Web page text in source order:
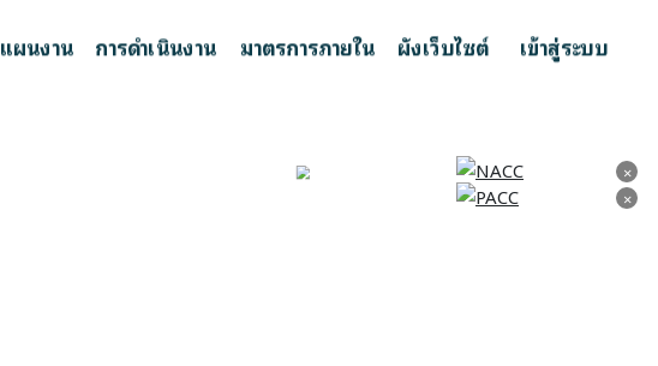
×
×
แผนงาน การดำเนินงาน มาตรการภายใน ผังเว็บไซต์ เข้าสู่ระบบ